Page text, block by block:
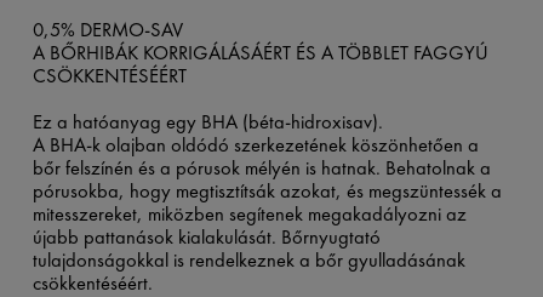
0,5% DERMO-SAV
A BŐRHIBÁK KORRIGÁLÁSÁÉRT ÉS A TÖBBLET FAGGYÚ
CSÖKKENTÉSÉÉRT
Ez a hatóanyag egy BHA (béta-hidroxisav).
A BHA-k olajban oldódó szerkezetének köszönhetően a
bőr felszínén és a pórusok mélyén is hatnak. Behatolnak a
pórusokba, hogy megtisztítsák azokat, és megszüntessék a
mitesszereket, miközben segítenek megakadályozni az
újabb pattanások kialakulását. Bőrnyugtató
tulajdonságokkal is rendelkeznek a bőr gyulladásának
csökkentéséért.